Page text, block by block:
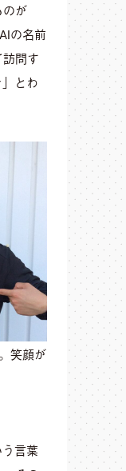
が
の名前
問す
とわ
笑顔が
言葉